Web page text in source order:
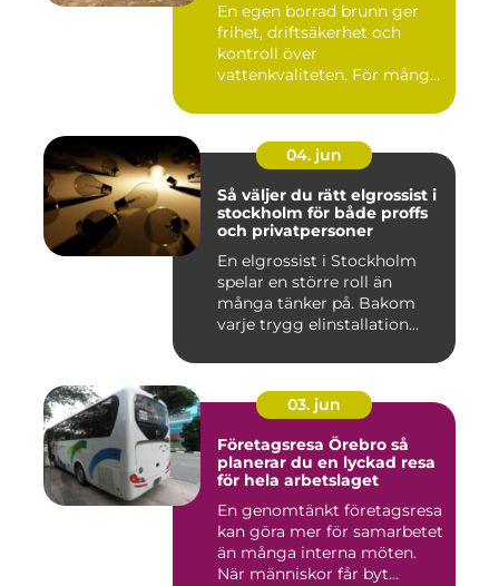
En egen borrad brunn ger
frihet, driftsäkerhet och
kontroll över
vattenkvaliteten. För många
04. jun
Så väljer du rätt elgrossist i
stockholm för både proffs
och privatpersoner
En elgrossist i Stockholm
spelar en större roll än
många tänker på. Bakom
varje trygg elinstallation...
03. jun
Företagsresa Örebro så
planerar du en lyckad resa
för hela arbetslaget
En genomtänkt företagsresa
kan göra mer för samarbetet
än många interna möten.
När människor får byt...